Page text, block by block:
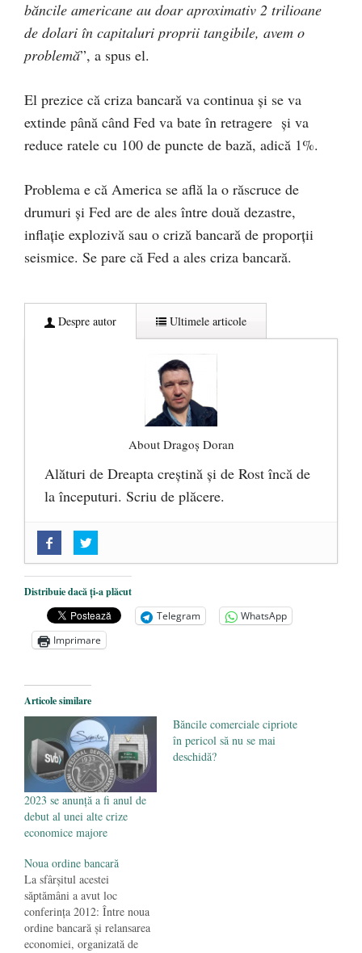
băncile americane au doar aproximativ 2 trilioane
de dolari în capitaluri proprii tangibile, avem o
problemă”, a spus el.
El prezice că criza bancară va continua și se va
extinde până când Fed va bate în retragere și va
reduce ratele cu 100 de puncte de bază, adică 1%.
Problema e că America se află la o răscruce de
drumuri și Fed are de ales între două dezastre,
inflație explozivă sau o criză bancară de proporții
seismice. Se pare că Fed a ales criza bancară.
Despre autor Ultimele articole
About Dragoș Doran
Alături de Dreapta creștină și de Rost încă de
la începuturi. Scriu de plăcere.
„Acum nu e momentul”
amazoniană, pentru summitul climatic
COP30 - 14 martie 2025
Alegeri controlate
Distribuie dacă ți-a plăcut
Telegram
WhatsApp
Imprimare
Articole similare
2023 se anunță a fi anul de
debut al unei alte crize
economice majore
Băncile comerciale cipriote
în pericol să nu se mai
deschidă?
Noua ordine bancară
La sfârşitul acestei
săptămâni a avut loc
conferinţa 2012: Între noua
ordine bancară şi relansarea
economiei, organizată de